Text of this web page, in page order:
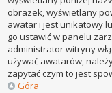
obrazek, wyświetlany
awatar i jest unikatowy
go ustawić w panelu
administrator witryny
używać awatarów,
zapytać czym to jest
Góra